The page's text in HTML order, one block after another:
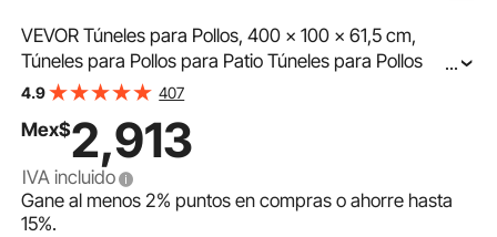
VEVOR Túneles para Pollos, 400 x 100 x 61,5 cm,
Túneles para Pollos para Patio Túneles para Pollos
Portátiles para Exteriores con Marcos de Esquina,
...
4.9 407
Mex$2,913
IVA incluido
Gane al menos2% puntos en compras o ahorre hasta
15%.